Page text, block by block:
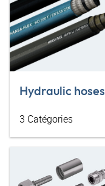
Hydraulic hoses
3 Catégories